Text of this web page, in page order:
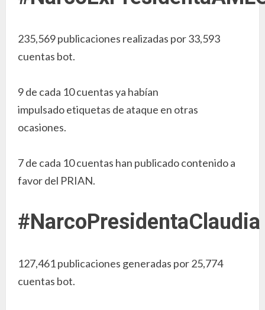
235,569 publicaciones realizadas por 33,593
cuentas bot.
9 de cada 10 cuentas ya habían
impulsado etiquetas de ataque en otras
ocasiones.
7 de cada 10 cuentas han publicado contenido a
favor del PRIAN.
#NarcoPresidentaClaudia
127,461 publicaciones generadas por 25,774
cuentas bot.